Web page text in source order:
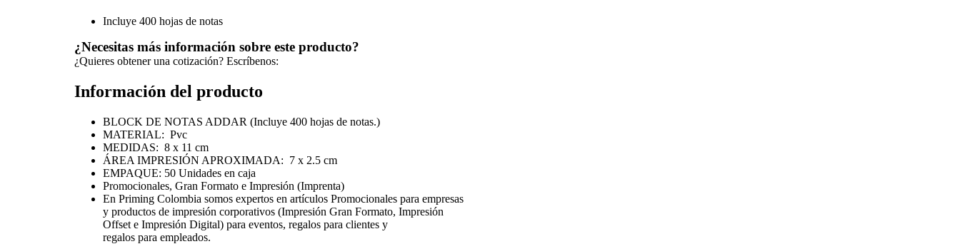
Incluye 400 hojas de notas
¿Necesitas más información sobre este producto?
¿Quieres obtener una cotización? Escríbenos:
Información del producto
BLOCK DE NOTAS ADDAR (Incluye 400 hojas de notas.)
MATERIAL: Pvc
MEDIDAS: 8 x 11 cm
ÁREA IMPRESIÓN APROXIMADA: 7 x 2.5 cm
EMPAQUE: 50 Unidades en caja
Promocionales, Gran Formato e Impresión (Imprenta)
En Priming Colombia somos expertos en artículos Promocionales para empresas
y productos de impresión corporativos (Impresión Gran Formato, Impresión
Offset e Impresión Digital) para eventos, regalos para clientes y
regalos para empleados.